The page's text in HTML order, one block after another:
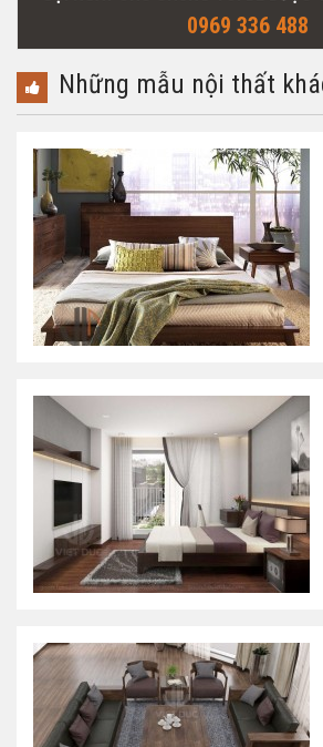
0969 336 488
Những mẫu nội thất